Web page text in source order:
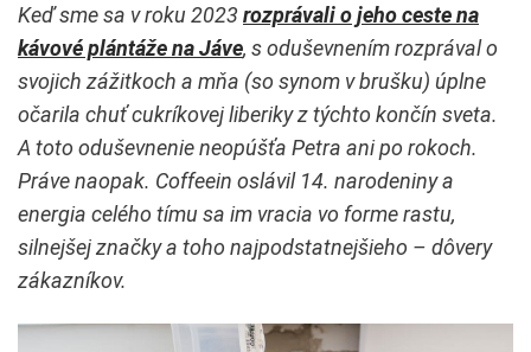
Keď sme sa v roku 2023 rozprávali o jeho ceste na
kávové plántáže na Jáve, s oduševnením rozprával o
svojich zážitkoch a mňa (so synom v brušku) úplne
očarila chuť cukríkovej liberiky z týchto končín sveta.
A toto oduševnenie neopúšťa Petra ani po rokoch.
Práve naopak. Coffeein oslávil 14. narodeniny a
energia celého tímu sa im vracia vo forme rastu,
silnejšej značky a toho najpodstatnejšieho – dôvery
zákazníkov.